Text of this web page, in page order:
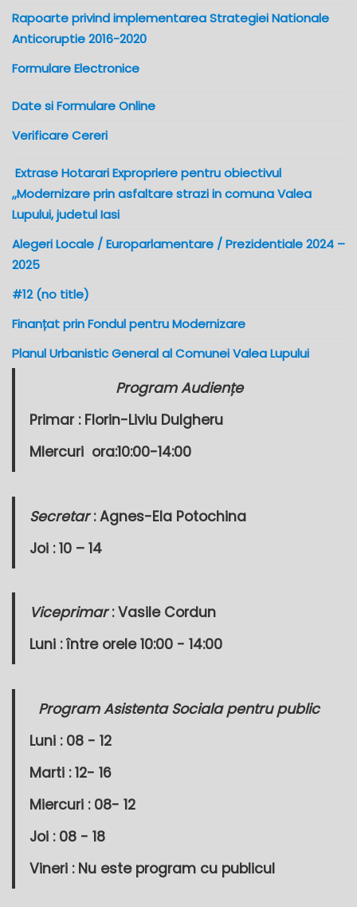
Rapoarte privind implementarea Strategiei Nationale
Anticoruptie 2016-2020
Formulare Electronice
Date si Formulare Online
Verificare Cereri
Extrase Hotarari Expropriere pentru obiectivul
,,Modernizare prin asfaltare strazi in comuna Valea
Lupului, judetul Iasi
Alegeri Locale / Europarlamentare / Prezidentiale 2024 –
2025
#12 (no title)
Finanțat prin Fondul pentru Modernizare
Planul Urbanistic General al Comunei Valea Lupului
Program Audiențe
Primar :Florin-Liviu Dulgheru
MIercuri ora:10:00-14:00
Secretar: Agnes-Ela Potochina
Joi : 10 – 14
Viceprimar: Vasile Cordun
Luni : între orele 10:00 - 14:00
Program Asistenta Sociala pentru public
Luni : 08 - 12
Marti : 12- 16
Miercuri : 08- 12
Joi : 08 - 18
Vineri : Nu este program cu publicul